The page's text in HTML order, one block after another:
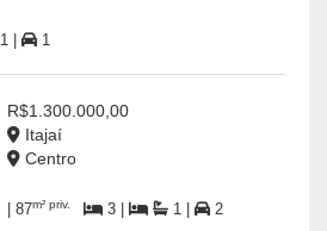
1 | 1
R$1.300.000,00
Itajaí
Centro
| 87m² priv. 3 | 1 | 2